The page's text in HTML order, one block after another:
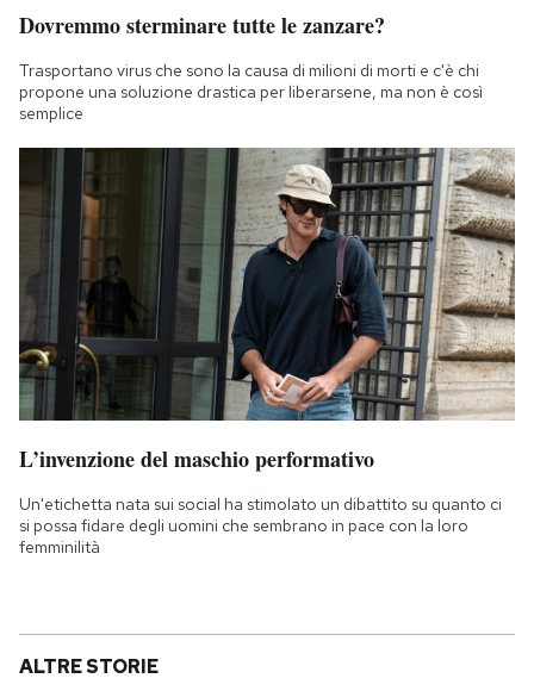
Dovremmo sterminare tutte le zanzare?
Trasportano virus che sono la causa di milioni di morti e c'è chi
propone una soluzione drastica per liberarsene, ma non è così
semplice
L’invenzione del maschio performativo
Un'etichetta nata sui social ha stimolato un dibattito su quanto ci
si possa fidare degli uomini che sembrano in pace con la loro
femminilità
ALTRE STORIE